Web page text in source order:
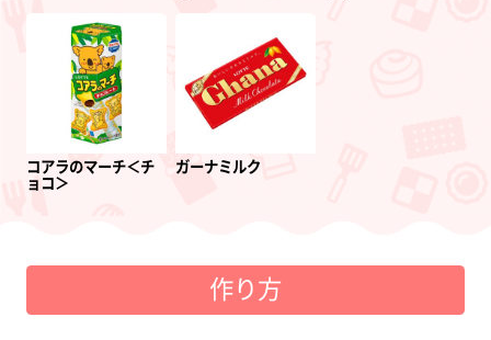
コアラのマーチ＜チ
ョコ＞
ガーナミルク
作り方